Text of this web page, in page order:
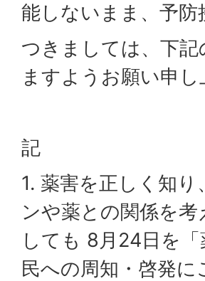
能しないまま、予
つきましては、下
ますようお願い申し
記
1. 薬害を正しく知
ンや薬との関係を
しても 8月24日を
民への周知・啓発